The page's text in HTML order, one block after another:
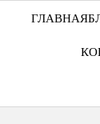
ГЛАВНАЯ